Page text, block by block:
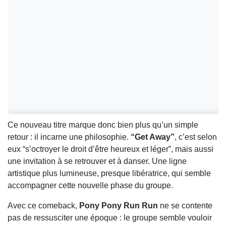
Ce nouveau titre marque donc bien plus qu’un simple
retour : il incarne une philosophie. “Get Away”, c’est selon
eux “s’octroyer le droit d’être heureux et léger”, mais aussi
une invitation à se retrouver et à danser. Une ligne
artistique plus lumineuse, presque libératrice, qui semble
accompagner cette nouvelle phase du groupe.
Avec ce comeback, Pony Pony Run Run ne se contente
pas de ressusciter une époque : le groupe semble vouloir